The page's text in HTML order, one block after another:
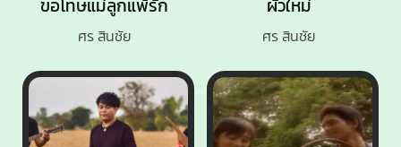
ผัวใหม่
ศร สินชัย
ขอโทษแม่ลูกแพ้รัก
ศร สินชัย